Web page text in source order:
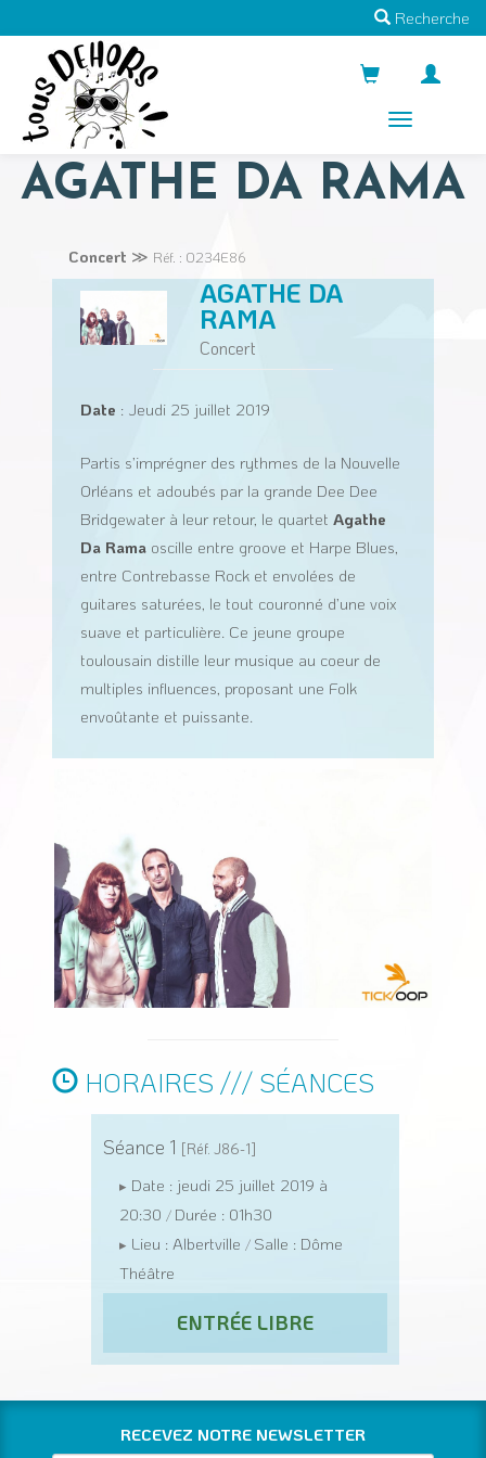
Recherche
Menus
AGATHE DA RAMA
Concert ≫ Réf. : O234E86
AGATHE DA
RAMA
Concert
Date : Jeudi 25 juillet 2019
Partis s’imprégner des rythmes de la Nouvelle
Orléans et adoubés par la grande Dee Dee
Bridgewater à leur retour, le quartet Agathe
Da Ramaoscille entre groove et Harpe Blues,
entre Contrebasse Rock et envolées de
guitares saturées, le tout couronné d’une voix
suave et particulière. Ce jeune groupe
toulousain distille leur musique au coeur de
multiples influences, proposant une Folk
envoûtante et puissante.
HORAIRES /// SÉANCES
Séance 1 [Réf. J86-1]
▸ Date : jeudi 25 juillet 2019 à
20:30 / Durée : 01h30
▸ Lieu : Albertville / Salle : Dôme
Théâtre
ENTRÉE LIBRE
RECEVEZ NOTRE NEWSLETTER